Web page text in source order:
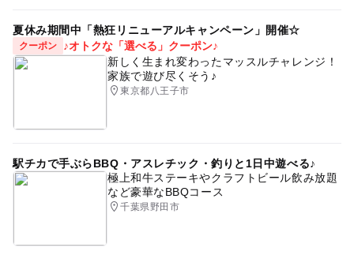
夏休み期間中「熱狂リニューアルキャンペーン」開催☆
クーポン
♪オトクな「選べる」クーポン♪
新しく生まれ変わったマッスルチャレンジ！
家族で遊び尽くそう♪
東京都八王子市
駅チカで手ぶらBBQ・アスレチック・釣りと1日中遊べる♪
極上和牛ステーキやクラフトビール飲み放題
など豪華なBBQコース
千葉県野田市